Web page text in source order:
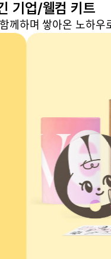
기업/웰컴 키트
께하며 쌓아온 노하